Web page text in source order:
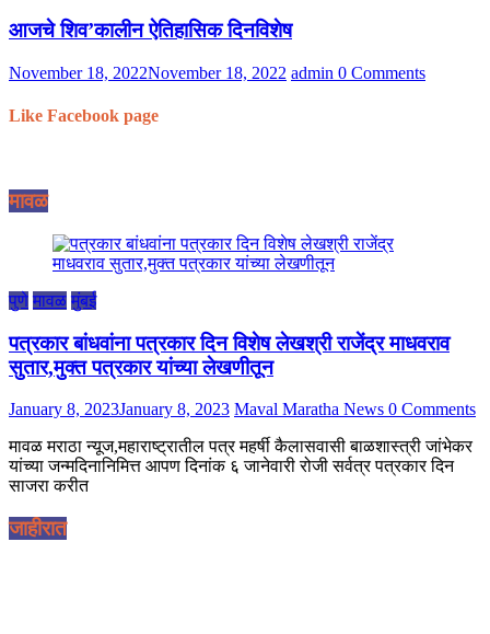
आजचे शिव’कालीन ऐतिहासिक दिनविशेष
November 18, 2022November 18, 2022 admin 0 Comments
Like Facebook page
मावळ
पुणे मावळ मुंबई
पत्रकार बांधवांना पत्रकार दिन विशेष लेखश्री राजेंद्र माधवराव
सुतार,मुक्त पत्रकार यांच्या लेखणीतून
January 8, 2023January 8, 2023 Maval Maratha News 0 Comments
मावळ मराठा न्यूज,महाराष्ट्रातील पत्र महर्षी कैलासवासी बाळशास्त्री जांभेकर
यांच्या जन्मदिनानिमित्त आपण दिनांक ६ जानेवारी रोजी सर्वत्र पत्रकार दिन
साजरा करीत
जाहीरात